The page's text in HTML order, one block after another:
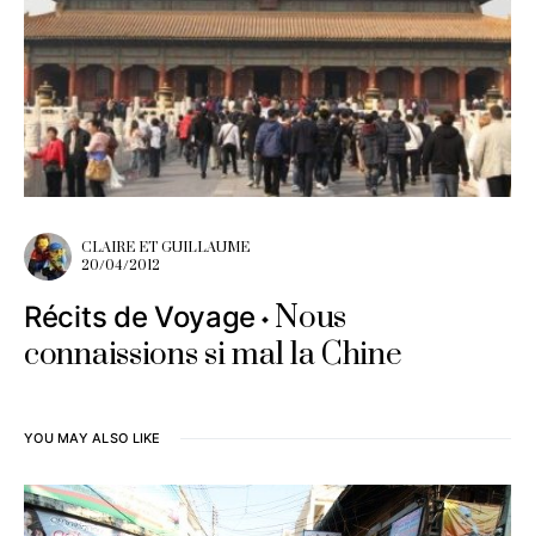
CLAIRE ET GUILLAUME
20/04/2012
Récits de Voyage
Nous
connaissions si mal la Chine
YOU MAY ALSO LIKE